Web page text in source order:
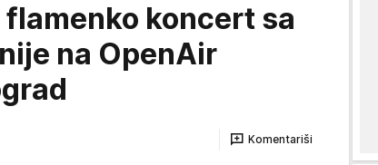
koncert sa
na OpenAir
Komentariši